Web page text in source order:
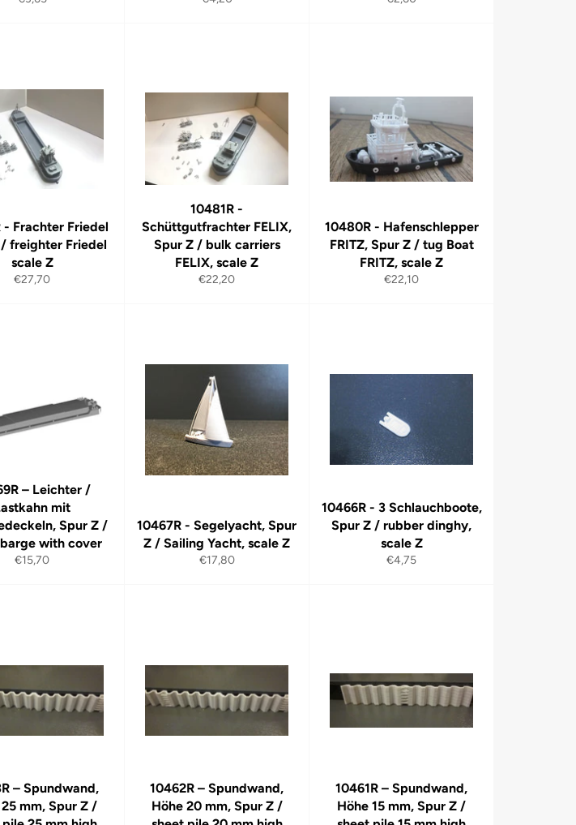
- Frachter Friedel
freighter Friedel
scale Z
Normaler
€27,70
10481R -
Schüttgutfrachter FELIX,
Spur Z / bulk carriers
FELIX, scale Z
Normaler
€22,20
10480R - Hafenschlepper
FRITZ, Spur Z / tug Boat
FRITZ, scale Z
Normaler
€22,10
– Leichter /
mit
Spur Z /
with cover
Normaler
€15,70
10467R - Segelyacht, Spur
Z / Sailing Yacht, scale Z
Normaler
€17,80
10466R - 3 Schlauchboote,
Spur Z / rubber dinghy,
scale Z
Normaler
€4,75
– Spundwand,
mm, Spur Z /
10462R – Spundwand,
Höhe 20 mm, Spur Z /
10461R – Spundwand,
Höhe 15 mm, Spur Z /